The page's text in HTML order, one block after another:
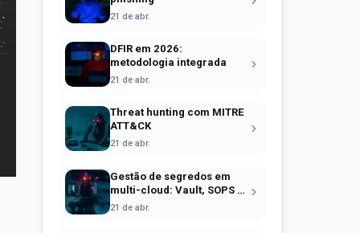
21 de abr.
DFIR em 2026:
metodologia integrada
21 de abr.
Threat hunting com MITRE
ATT&CK
21 de abr.
Gestão de segredos em
multi-cloud: Vault, SOPS e
identidade efêmera
21 de abr.